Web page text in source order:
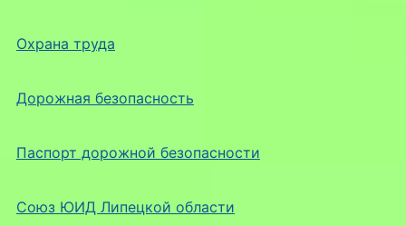
Охрана труда
Дорожная безопасность
Паспорт дорожной безопасности
Союз ЮИД Липецкой области